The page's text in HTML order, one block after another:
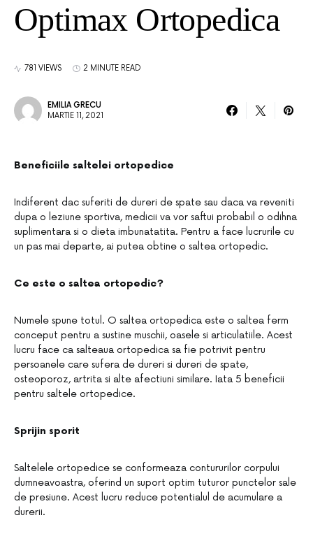
Optimax Ortopedica
781 VIEWS 2 MINUTE READ
EMILIA GRECU
MARTIE 11, 2021
Beneficiile saltelei ortopedice
Indiferent dac suferiti de dureri de spate sau daca va reveniti
dupa o leziune sportiva, medicii va vor saftui probabil o odihna
suplimentara si o dieta imbunatatita. Pentru a face lucrurile cu
un pas mai departe, ai putea obtine o saltea ortopedic.
Ce este o saltea ortopedic?
Numele spune totul. O saltea ortopedica este o saltea ferm
conceput pentru a sustine muschii, oasele si articulatiile. Acest
lucru face ca salteaua ortopedica sa fie potrivit pentru
persoanele care sufera de dureri si dureri de spate,
osteoporoz, artrita si alte afectiuni similare. Iata 5 beneficii
pentru saltele ortopedice.
Sprijin sporit
Saltelele ortopedice se conformeaza contururilor corpului
dumneavoastra, oferind un suport optim tuturor punctelor sale
de presiune. Acest lucru reduce potentialul de acumulare a
durerii.